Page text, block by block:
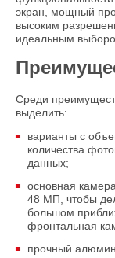
экран, мощный
высоким
идеальным
Среди
выделить:
варианты с
количества
данных;
основная
48 МП, чтобы
большом
фронтальная
прочный